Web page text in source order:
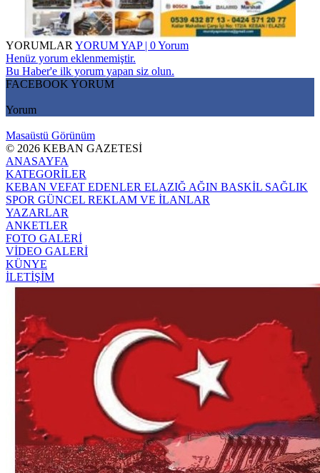
YORUMLAR YORUM YAP | 0 Yorum
Henüz yorum eklenmemiştir.
Bu Haber'e ilk yorum yapan siz olun.
FACEBOOK YORUM
Yorum
Masaüstü Görünüm
© 2026 KEBAN GAZETESİ
ANASAYFA
KATEGORİLER
KEBAN VEFAT EDENLER ELAZIĞ AĞIN BASKİL SAĞLIK
SPOR GÜNCEL REKLAM VE İLANLAR
YAZARLAR
ANKETLER
FOTO GALERİ
VİDEO GALERİ
KÜNYE
İLETİŞİM